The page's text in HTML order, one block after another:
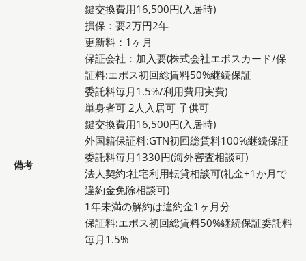
備考
鍵交換費用16,500円(入居時)
損保：要2万円2年
更新料：1ヶ月
保証会社：加入要(株式会社エポスカード/保
証料:エポス初回総賃料50%継続保証
委託料毎月1.5%/利用費用実費)
単身者可 2人入居可 子供可
鍵交換費用16,500円(入居時)
外国籍保証料:GTN初回総賃料100%継続保証
委託料毎月1330円(海外審査相談可)
法人契約:社宅利用転貸相談可(礼金+1か月で
違約金免除相談可)
1年未満の解約は違約金1ヶ月分
保証料:エポス初回総賃料50%継続保証委託料
毎月1.5%